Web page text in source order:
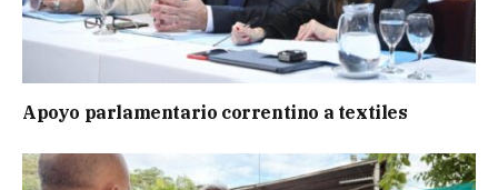
Apoyo parlamentario correntino a textiles